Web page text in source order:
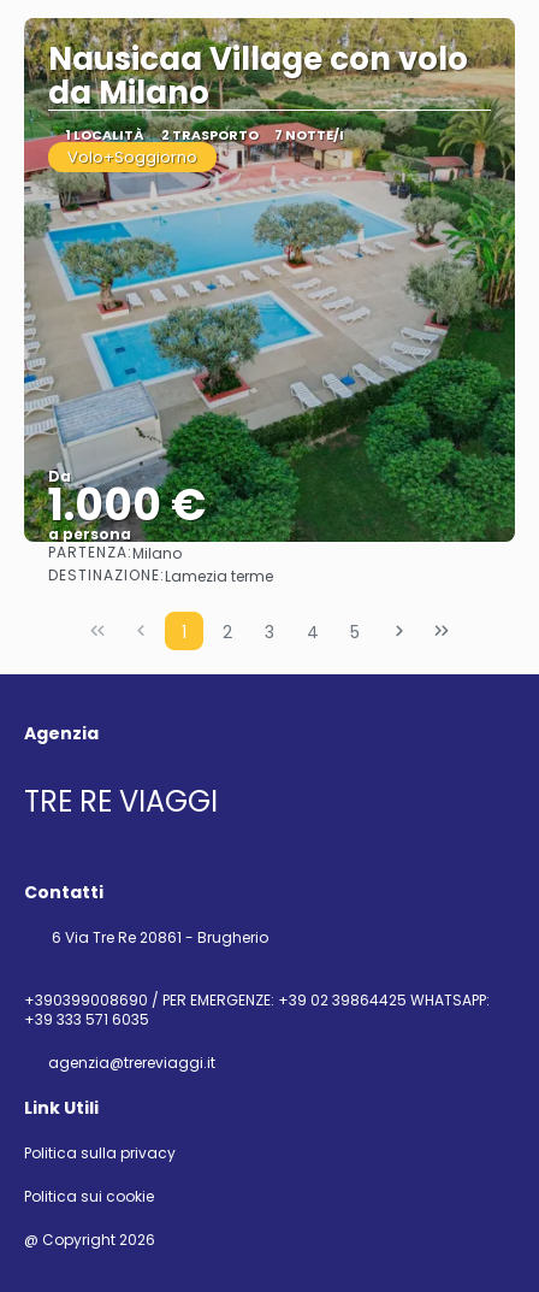
Nausicaa Village con volo
da Milano
1 LOCALITÀ 2 TRASPORTO 7 NOTTE/I
Volo+Soggiorno
Da
1.000 €
a persona
PARTENZA:Milano
DESTINAZIONE:Lamezia terme
1 2 3 4 5
Agenzia
TRE RE VIAGGI
Contatti
6 Via Tre Re 20861 - Brugherio
+390399008690 / PER EMERGENZE: +39 02 39864425 WHATSAPP:
+39 333 571 6035
agenzia@trereviaggi.it
Link Utili
Politica sulla privacy
Politica sui cookie
@ Copyright 2026